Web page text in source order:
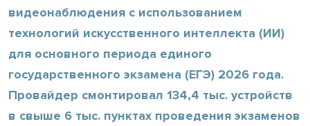
видеонаблюдения с использованием
технологий искусственного интеллекта (ИИ)
для основного периода единого
государственного экзамена (ЕГЭ) 2026 года.
Провайдер смонтировал 134,4 тыс. устройств
в свыше 6 тыс. пунктах проведения экзаменов